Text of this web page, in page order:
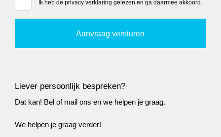
Ik heb de privacy verklaring gelezen en ga daarmee akkoord.
Liever persoonlijk bespreken?
Dat kan! Bel of mail ons en we helpen je graag.
We helpen je graag verder!